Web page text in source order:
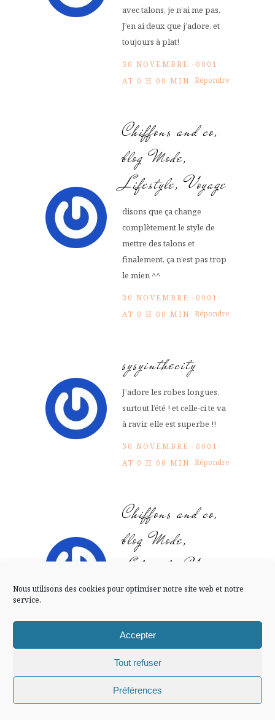
Nous utilisons des cookies pour optimiser notre site web et notre
service.
Accepter
Tout refuser
Préférences
avec talons, je n’ai me pas.
J’en ai deux que j’adore, et
toujours à plat!
30 NOVEMBRE -0001
AT 0 H 00 MIN Répondre
Chiffons and co,
blog Mode,
Lifestyle, Voyage
disons que ça change
complètement le style de
mettre des talons et
finalement, ça n’est pas trop
le mien ^^
30 NOVEMBRE -0001
AT 0 H 00 MIN Répondre
sysyinthecity
J’adore les robes longues,
surtout l’été ! et celle-ci te va
à ravir, elle est superbe !!
30 NOVEMBRE -0001
AT 0 H 00 MIN Répondre
Chiffons and co,
blog Mode,
Lifestyle, Voyage
merci!
AT 0 H 00 MIN
manola
FLUX INSTA
Mentions légales